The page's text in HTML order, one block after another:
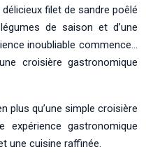
filet de sandre poêlé
de saison et d’une
inoubliable commence…
croisière gastronomique
plus qu’une simple croisière
gastronomique
une cuisine raffinée.